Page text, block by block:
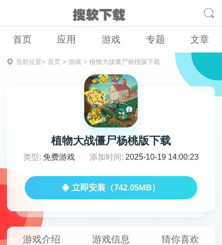
首页 应用 游戏 专题 文章
当前位置> 首页> 游戏> 植物大战僵尸杨桃版下载
植物大战僵尸杨桃版下载
类型: 免费游戏 添加时间: 2025-10-19 14:00:23
立即安装（742.05MB）
游戏介绍 游戏信息 猜你喜欢